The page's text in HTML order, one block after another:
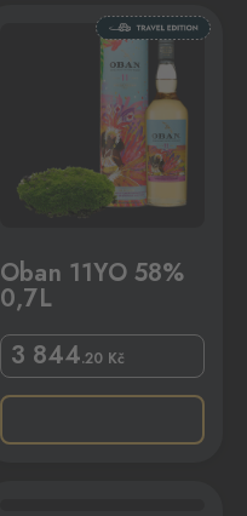
Oban 11YO 58%
0,7L
3 844.20 Kč